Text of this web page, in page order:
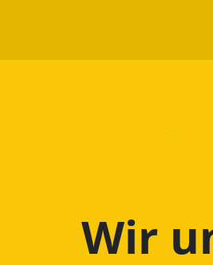
Wir